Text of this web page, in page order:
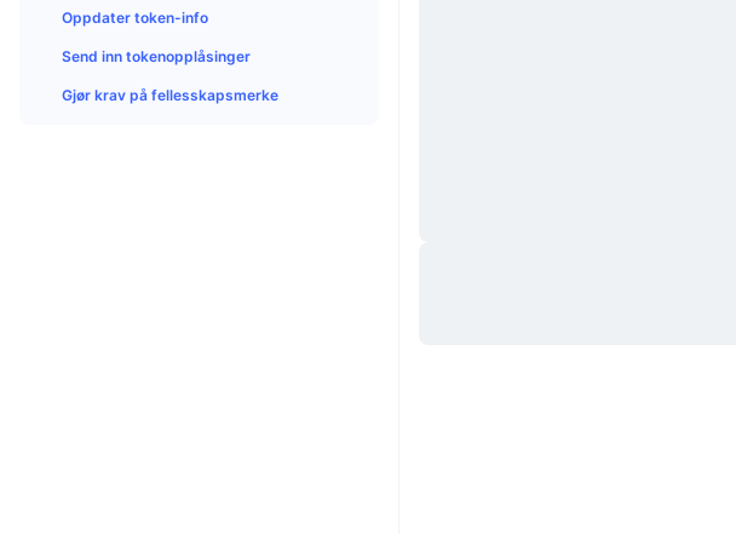
Oppdater token-info
Send inn tokenopplåsinger
Gjør krav på fellesskapsmerke